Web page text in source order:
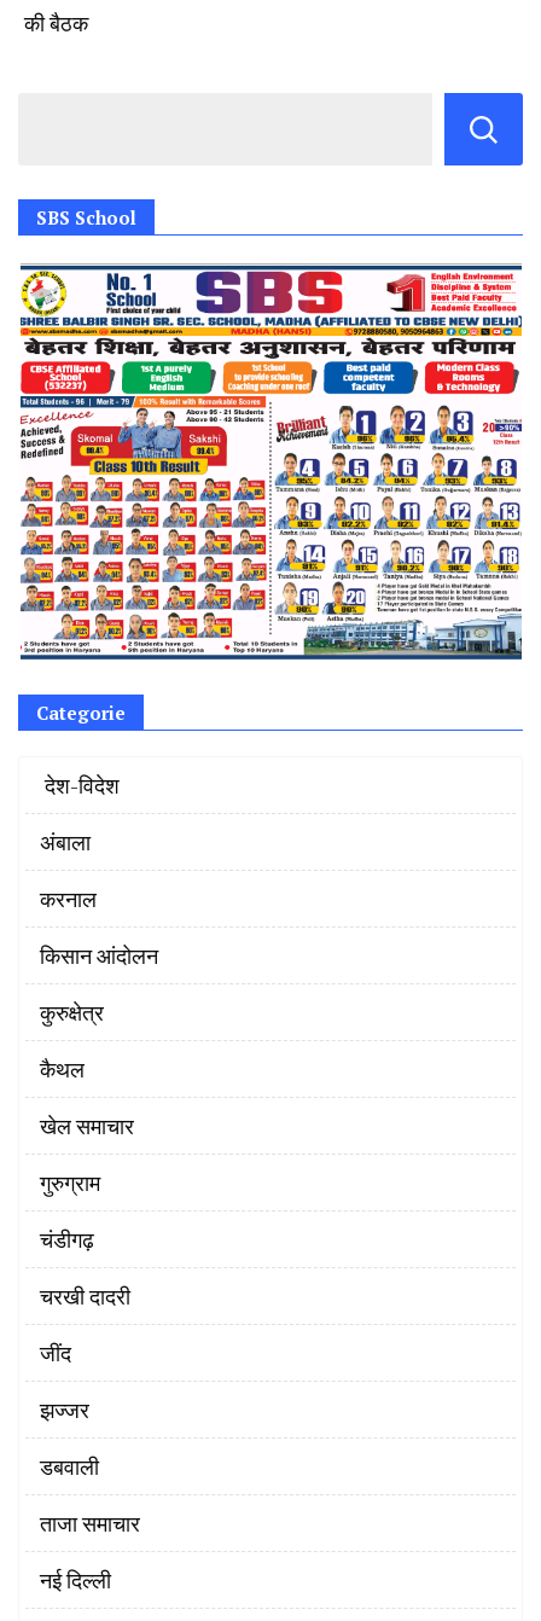
की बैठक
SBS School
Categorie
‌ देश-विदेश
अंबाला
करनाल
किसान आंदोलन
कुरुक्षेत्र
कैथल
खेल समाचार
गुरुग्राम
चंडीगढ़
चरखी दादरी
‌जींद
झज्जर
डबवाली
ताजा समाचार
नई दिल्ली